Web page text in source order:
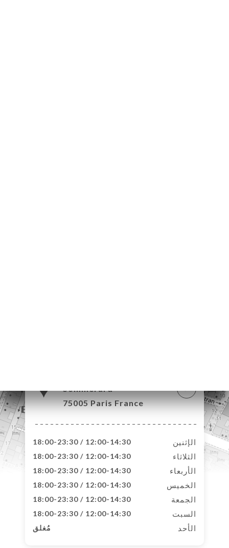
Sommerard
75005 Paris France
الإثنين 12:00-14:30 / 18:00-23:30
الثلاثاء 12:00-14:30 / 18:00-23:30
الأربعاء 12:00-14:30 / 18:00-23:30
الخميس 12:00-14:30 / 18:00-23:30
الجمعة 12:00-14:30 / 18:00-23:30
السبت 12:00-14:30 / 18:00-23:30
الأحد مُغلق